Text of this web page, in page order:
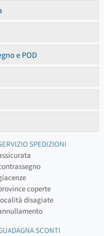
e POD
SPEDIZIONI
coperte
disagiate
SCONTI